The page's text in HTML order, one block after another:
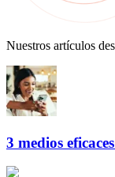
Nuestros artículos
3 medios